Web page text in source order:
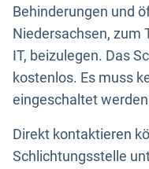
Behinderungen und
Niedersachsen, zum
IT, beizulegen. Das
kostenlos. Es muss
eingeschaltet
Direkt kontaktieren
Schlichtungsstelle